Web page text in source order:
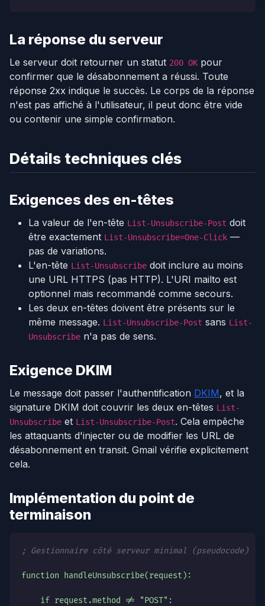
La réponse du serveur
Le serveur doit retourner un statut 200 OK pour
confirmer que le désabonnement a réussi. Toute
réponse 2xx indique le succès. Le corps de la réponse
n'est pas affiché à l'utilisateur, il peut donc être vide
ou contenir une simple confirmation.
Détails techniques clés
Exigences des en-têtes
La valeur de l'en-tête List-Unsubscribe-Post doit
être exactement List-Unsubscribe=One-Click —
pas de variations.
L'en-tête List-Unsubscribe doit inclure au moins
une URL HTTPS (pas HTTP). L'URI mailto est
optionnel mais recommandé comme secours.
Les deux en-têtes doivent être présents sur le
même message. List-Unsubscribe-Post sans List-
Unsubscribe n'a pas de sens.
Exigence DKIM
Le message doit passer l'authentification DKIM, et la
signature DKIM doit couvrir les deux en-têtes List-
Unsubscribe et List-Unsubscribe-Post. Cela empêche
les attaquants d'injecter ou de modifier les URL de
désabonnement en transit. Gmail vérifie explicitement
cela.
Implémentation du point de
terminaison
; Gestionnaire côté serveur minimal (pseudocode)
function handleUnsubscribe(request):
    if request.method != "POST":